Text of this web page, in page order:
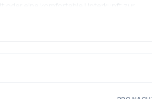
oder eine komfortable Unterkunft zur
Aufenthalt mit persönlichem
Atmosphäre, die wie ein Zuhause wirkt.